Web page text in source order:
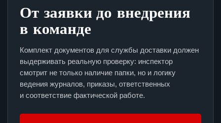
От заявки до внедрения
в команде
Комплект документов для службы доставки должен
выдерживать реальную проверку: инспектор
смотрит не только наличие папки, но и логику
ведения журналов, приказы, ответственных
и соответствие фактической работе.